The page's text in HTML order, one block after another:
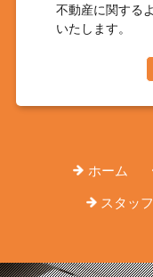
不動産に関する
いたします。
ホーム
スタッ